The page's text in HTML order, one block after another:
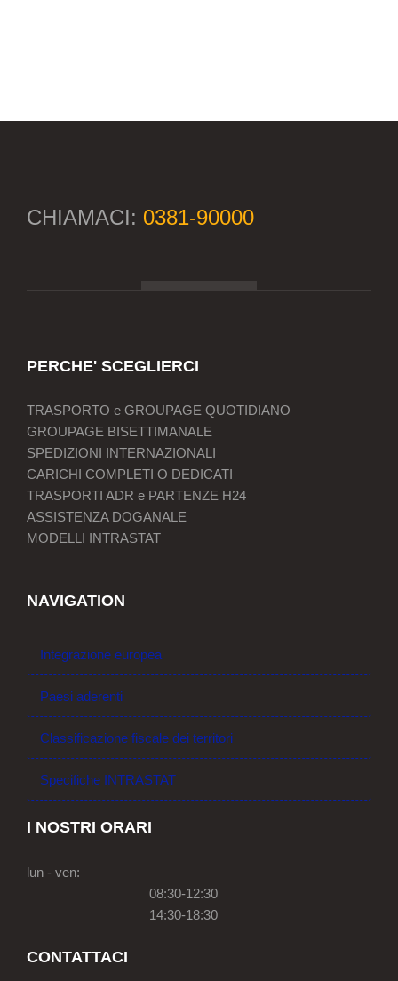
CHIAMACI: 0381-90000
PERCHE' SCEGLIERCI
TRASPORTO e GROUPAGE QUOTIDIANO
GROUPAGE BISETTIMANALE
SPEDIZIONI INTERNAZIONALI
CARICHI COMPLETI O DEDICATI
TRASPORTI ADR e PARTENZE H24
ASSISTENZA DOGANALE
MODELLI INTRASTAT
NAVIGATION
Integrazione europea
Paesi aderenti
Classificazione fiscale dei territori
Specifiche INTRASTAT
I NOSTRI ORARI
lun - ven:
08:30-12:30
14:30-18:30
CONTATTACI